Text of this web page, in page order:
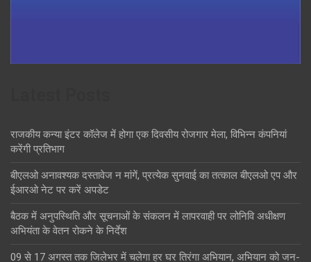
राजकीय कन्या इंटर कॉलेज में होगा एक दिवसीय रोजगार मेला, विभिन्न कंपनियां
करेंगी प्रतिभाग
बीएलओ अनावश्यक दस्तावेज न मांगें, प्रत्येक सुनवाई का तत्काल बीएलओ एप और
ईआरओ नेट पर करें अपडेट
बैठक में अनुपस्थिति और सूचनाओं के संकलन में लापरवाही पर लोनिवि अधीक्षण
अभियंता के वेतन रोकने के निर्देश
09 से 17 अगस्त तक जिलेभर में चलेगा हर घर तिरंगा अभियान, अभियान को जन-